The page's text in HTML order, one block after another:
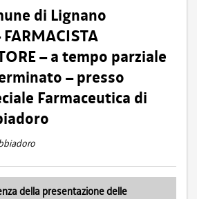
di Lignano
– a tempo parziale
– presso
Farmaceutica di
della presentazione delle